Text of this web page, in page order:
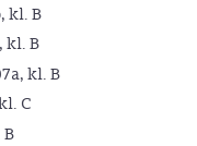
kl. B
kl. B
kl. B
C
B